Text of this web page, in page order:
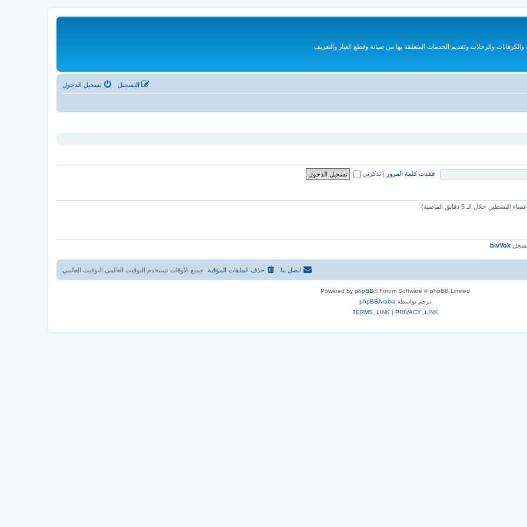
والرحلات وتقديم الخدمات المتعلقة بها من صيانة وقطع الغيار والتعريف
تسجيل الدخول التسجيل
فقدت كلمة المرور | تذكرني
bivVok
جميع الأوقات تستخدم التوقيت العالمي التوقيت العالمي حذف الملفات المؤقتة اتصل بنا
Powered by phpBB® Forum Software © phpBB Limited
ترجم بواسطة phpBBArabia
PRIVACY_LINK
|
TERMS_LINK